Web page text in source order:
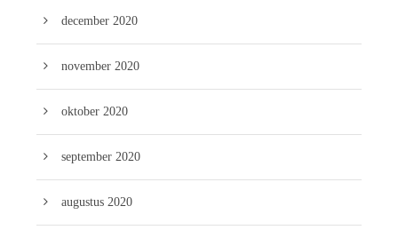
december 2020
november 2020
oktober 2020
september 2020
augustus 2020